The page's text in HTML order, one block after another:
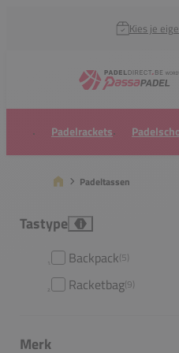
Kies je
Padelrackets
Padeltassen
Tastype i
Backpack(5)
Racketbag(9)
Merk